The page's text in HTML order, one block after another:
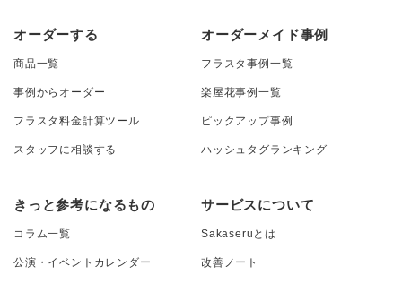
オーダーする
商品一覧
事例からオーダー
フラスタ料金計算ツール
スタッフに相談する
オーダーメイド事例
フラスタ事例一覧
楽屋花事例一覧
ピックアップ事例
ハッシュタグランキング
きっと参考になるもの
コラム一覧
公演・イベントカレンダー
サービスについて
Sakaseruとは
改善ノート